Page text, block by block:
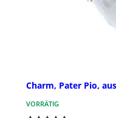
Charm, Pater Pio,
VORRÄTIG